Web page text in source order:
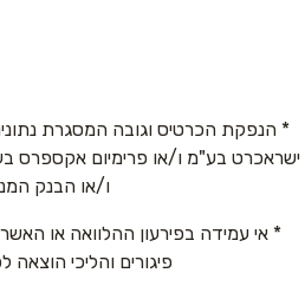
שם מלא*
טלפון*
* הנפקת הכרטיס וגובה המסגרת
ישראכרט בע"מ ו/או פרימיום אקספרס
ו/או הבנק
* אי עמידה בפירעון ההלוואה או
פיגורים והליכי